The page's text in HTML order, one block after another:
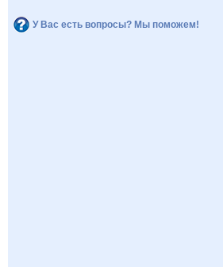
У Вас есть вопросы? Мы поможем!